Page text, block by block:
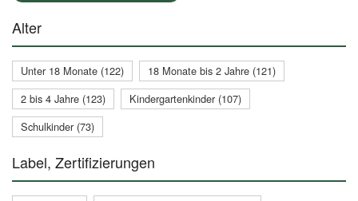
Alter
Unter 18 Monate (122)
18 Monate bis 2 Jahre (121)
2 bis 4 Jahre (123)
Kindergartenkinder (107)
Schulkinder (73)
Label, Zertifizierungen